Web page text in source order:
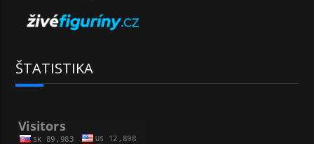
ŠTATISTIKA